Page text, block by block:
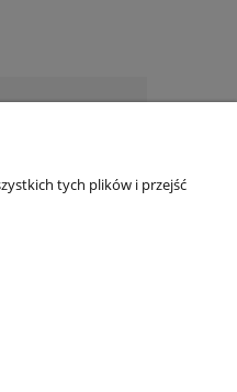
tych plików i przejść